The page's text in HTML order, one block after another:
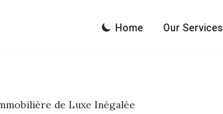
Home Our Services
de Luxe Inégalée